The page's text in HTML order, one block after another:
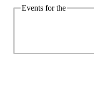
Events for the